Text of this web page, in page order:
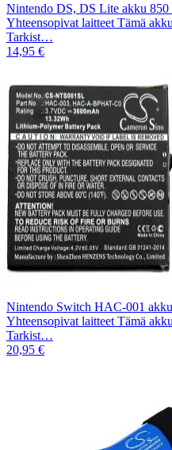
Nintendo DS, DS Lite akku 850
Yhteensopivat laitteet Tämä
Tarkist…
14,95 €
Nintendo Switch HAC-001
Yhteensopivat laitteet Tämä
Tarkist…
20,95 €